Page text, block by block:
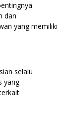
dan
yang memiliki
selalu
yang